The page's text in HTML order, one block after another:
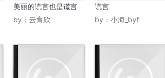
美丽的谎言也是谎言
by： 云育欣
谎言
by： 小海_byf